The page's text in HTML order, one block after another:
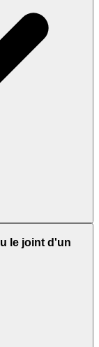
le joint d'un